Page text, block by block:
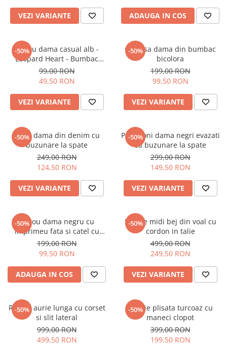
VEZI VARIANTE ADAUGA IN COS
-50%
Tricou dama casual alb -
Leopard Heart - Bumbac
Organic
99,00 RON
49,50 RON
VEZI VARIANTE
-50%
Camasa dama din bumbac
bicolora
199,00 RON
99,50 RON
VEZI VARIANTE
-50%
Blugi dama din denim cu
buzunare la spate
249,00 RON
124,50 RON
VEZI VARIANTE
-50%
Pantaloni dama negri evazati
cu buzunare la spate
299,00 RON
149,50 RON
VEZI VARIANTE
-50%
Tricou dama negru cu
imprimeu fata si catel cu
ochelari
199,00 RON
99,50 RON
ADAUGA IN COS
-50%
Rochie midi bej din voal cu
cordon in talie
499,00 RON
249,50 RON
VEZI VARIANTE
-50%
Rochie aurie lunga cu corset
si slit lateral
999,00 RON
499,50 RON
-50%
Rochie plisata turcoaz cu
maneci clopot
399,00 RON
199,50 RON